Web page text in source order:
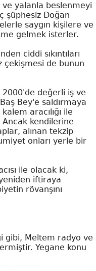
yalanla beslenmeyi
şüphesiz Doğan
saygın kişilere ve
gelmek isterler.
ciddi sıkıntıları
çekişmesi de bunun
2000'de değerli iş ve
Bey'e saldırmaya
aracılığı ile
Ancak kendilerine
alınan tekzip
onları yerle bir
ile olacak ki,
iftiraya
rövanşını
gibi, Meltem radyo ve
Yegane konu